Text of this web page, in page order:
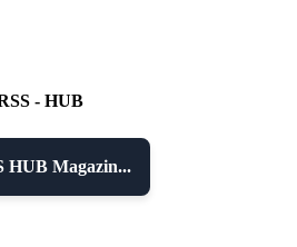
- HUB
HUB Magazin...